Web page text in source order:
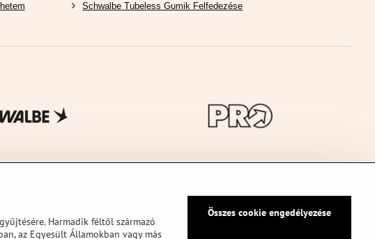
Schwalbe Tubeless Gumik Felfedezése
Harmadik féltől származó
az Egyesült Államokban vagy más
Összes cookie engedélyezése